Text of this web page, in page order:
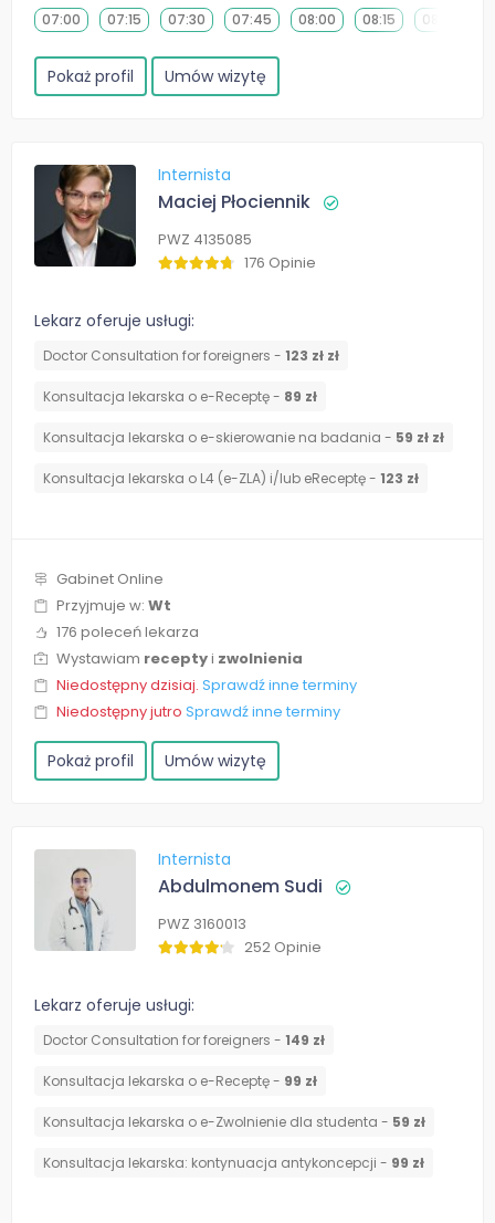
07:00 07:15 07:30 07:45 08:00 08:15 08:30
Pokaż profil Umów wizytę
Internista
Maciej Płociennik
PWZ 4135085
176 Opinie
Lekarz oferuje usługi:
Doctor Consultation for foreigners - 123 zł zł
Konsultacja lekarska o e-Receptę - 89 zł
Konsultacja lekarska o e-skierowanie na badania - 59 zł zł
Konsultacja lekarska o L4 (e-ZLA) i/lub eReceptę - 123 zł
Gabinet Online
Przyjmuje w: Wt
176 poleceń lekarza
Wystawiam receptyi zwolnienia
Niedostępny dzisiaj. Sprawdź inne terminy
Niedostępny jutro Sprawdź inne terminy
Pokaż profil Umów wizytę
Internista
Abdulmonem Sudi
PWZ 3160013
252 Opinie
Lekarz oferuje usługi:
Doctor Consultation for foreigners - 149 zł
Konsultacja lekarska o e-Receptę - 99 zł
Konsultacja lekarska o e-Zwolnienie dla studenta - 59 zł
⁠Konsultacja lekarska: kontynuacja antykoncepcji - 99 zł